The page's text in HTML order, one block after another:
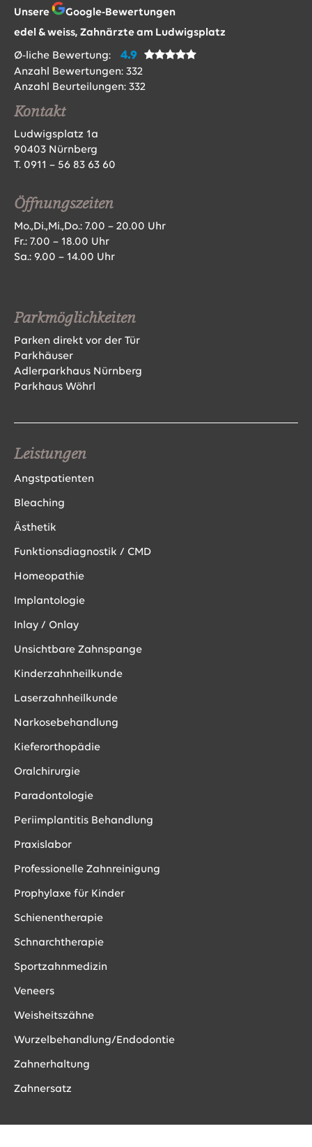
Unsere
Google-Bewertungen
edel & weiss, Zahnärzte am Ludwigsplatz
Ø-liche Bewertung: 4.9
Anzahl Bewertungen: 332
Anzahl Beurteilungen: 332
Kontakt
Ludwigsplatz 1a
90403 Nürnberg
T. 0911 – 56 83 63 60
Öffnungszeiten
Mo.,Di.,Mi.,Do.: 7.00 – 20.00 Uhr
Fr.: 7.00 – 18.00 Uhr
Sa.: 9.00 – 14.00 Uhr
Parkmöglichkeiten
Parken direkt vor der Tür
Parkhäuser
Adlerparkhaus Nürnberg
Parkhaus Wöhrl
Leistungen
Angstpatienten
Bleaching
Ästhetik
Funktionsdiagnostik / CMD
Homeopathie
Implantologie
Inlay / Onlay
Unsichtbare Zahnspange
Kinderzahnheilkunde
Laserzahnheilkunde
Narkosebehandlung
Kieferorthopädie
Oralchirurgie
Paradontologie
Periimplantitis Behandlung
Praxislabor
Professionelle Zahnreinigung
Prophylaxe für Kinder
Schienentherapie
Schnarchtherapie
Sportzahnmedizin
Veneers
Weisheitszähne
Wurzelbehandlung/Endodontie
Zahnerhaltung
Zahnersatz